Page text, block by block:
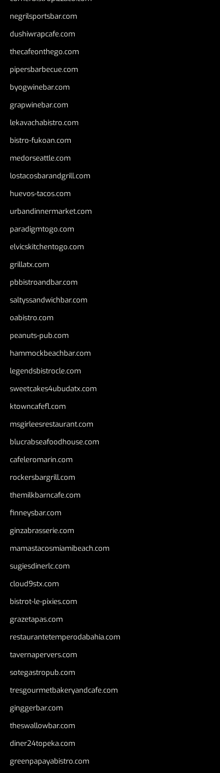
negrilsportsbar.com
dushiwrapcafe.com
thecafeonthego.com
pipersbarbecue.com
byogwinebar.com
grapwinebar.com
lekavachabistro.com
bistro-fukoan.com
medorseattle.com
lostacosbarandgrill.com
huevos-tacos.com
urbandinnermarket.com
paradigmtogo.com
elvicskitchentogo.com
grillatx.com
pbbistroandbar.com
saltyssandwichbar.com
oabistro.com
peanuts-pub.com
hammockbeachbar.com
legendsbistrocle.com
sweetcakes4ubudatx.com
ktowncafefl.com
msgirleesrestaurant.com
blucrabseafoodhouse.com
cafeleromarin.com
rockersbargrill.com
themilkbarncafe.com
finneysbar.com
ginzabrasserie.com
mamastacosmiamibeach.com
sugiesdinerlc.com
cloud9stx.com
bistrot-le-pixies.com
grazetapas.com
restaurantetemperodabahia.com
tavernapervers.com
sotegastropub.com
tresgourmetbakeryandcafe.com
ginggerbar.com
theswallowbar.com
diner24topeka.com
greenpapayabistro.com